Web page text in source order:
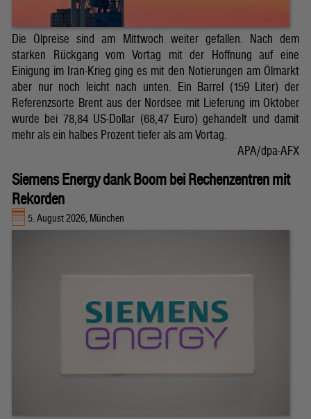
Die Ölpreise sind am Mittwoch weiter gefallen. Nach dem
starken Rückgang vom Vortag mit der Hoffnung auf eine
Einigung im Iran-Krieg ging es mit den Notierungen am Ölmarkt
aber nur noch leicht nach unten. Ein Barrel (159 Liter) der
Referenzsorte Brent aus der Nordsee mit Lieferung im Oktober
wurde bei 78,84 US-Dollar (68,47 Euro) gehandelt und damit
mehr als ein halbes Prozent tiefer als am Vortag.
APA/dpa-AFX
Siemens Energy dank Boom bei Rechenzentren mit
Rekorden
5. August 2026, München